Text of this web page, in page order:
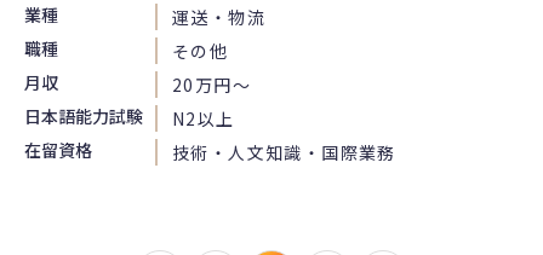
業種
運送・物流
職種
その他
月収
20万円〜
日本語能力試験
N2以上
在留資格
技術・人文知識・国際業務